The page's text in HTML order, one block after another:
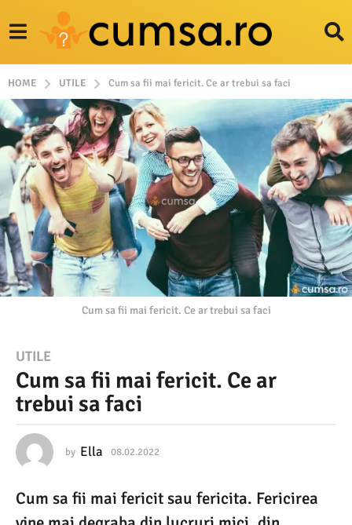
HOME UTILE Cum sa fii mai fericit. Ce ar trebui sa faci
Cum sa fii mai fericit. Ce ar trebui sa faci
0
8
.
2
2
UTILE
Cum sa fii mai fericit. Ce ar
trebui sa faci
by Ella 08.02.2022
0
Cum sa fii mai fericit sau fericita. Fericirea